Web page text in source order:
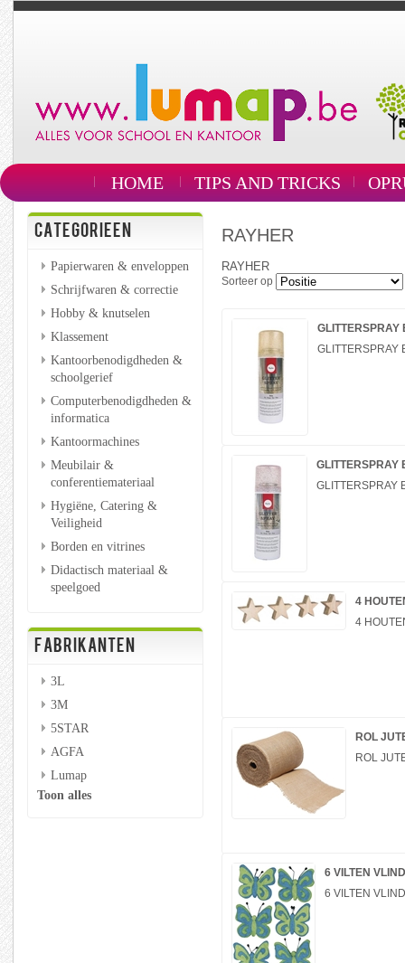
HOME TIPS AND TRICKS
CATEGORIEEN
Papierwaren & enveloppen
Schrijfwaren & correctie
Hobby & knutselen
Klassement
Kantoorbenodigdheden &
schoolgerief
Computerbenodigdheden &
informatica
Kantoormachines
Meubilair &
conferentiemateriaal
Hygiëne, Catering &
Veiligheid
Borden en vitrines
Didactisch materiaal &
speelgoed
FABRIKANTEN
3L
3M
5STAR
AGFA
Lumap
Toon alles
RAYHER
RAYHER
Sorteer op
GLITTERSPRAY
GLITTERSPRAY
GLITTERSPRAY
GLITTERSPRAY
4
4
ROL
ROL
6 VILTEN
6 VILTEN